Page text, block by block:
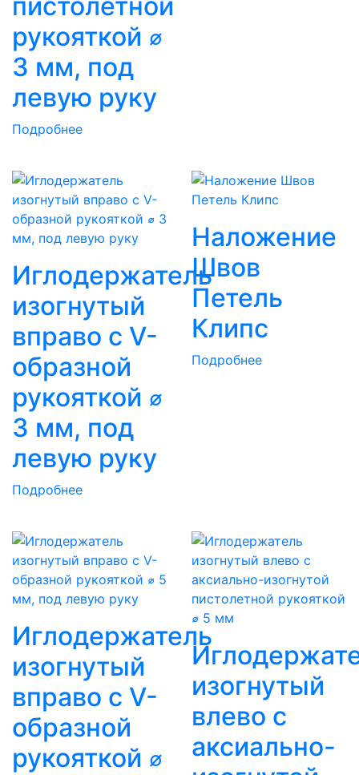
рукояткой ⌀
3 мм, под
левую руку
Подробнее
Иглодержатель
изогнутый
вправо с V-
образной
рукояткой ⌀
3 мм, под
левую руку
Подробнее
Наложение
Швов
Петель
Клипс
Подробнее
Иглодержатель
изогнутый
вправо с V-
образной
рукояткой ⌀
изогнутый
влево с
аксиально-